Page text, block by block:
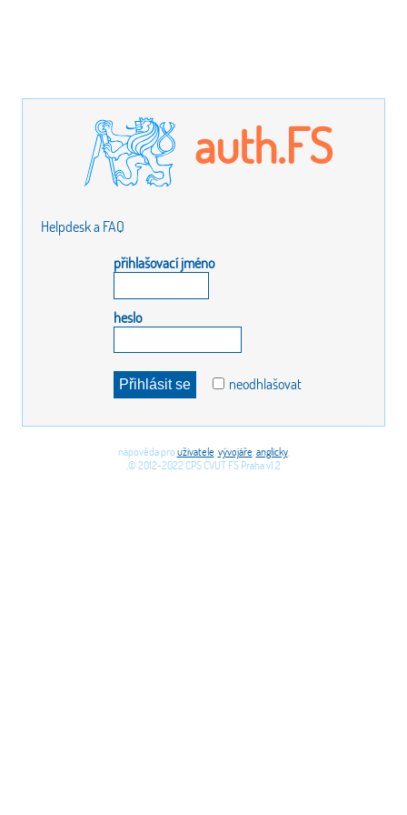
auth.FS
Helpdesk a FAQ
přihlašovací jméno
heslo
neodhlašovat
nápověda pro uživatele vývojáře anglicky,
,© 2012-2022 CPS ČVUT FS Praha v1.2